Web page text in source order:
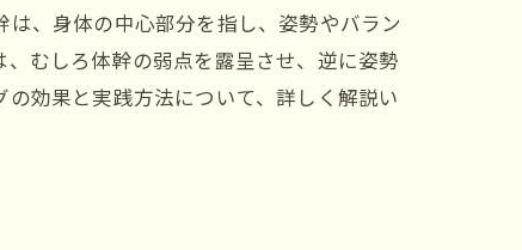
、身体の中心部分を指し、姿勢やバラン
むしろ体幹の弱点を露呈させ、逆に姿勢
効果と実践方法について、詳しく解説い